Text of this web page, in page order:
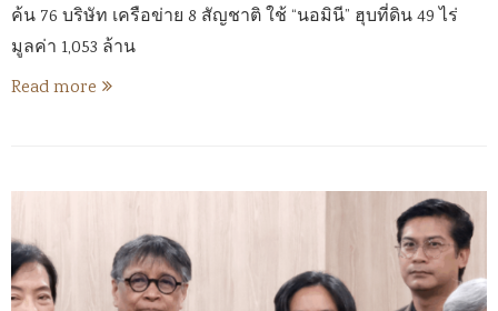
ค้น 76 บริษัท เครือข่าย 8 สัญชาติ ใช้ “นอมินี” ฮุบที่ดิน 49 ไร่
มูลค่า 1,053 ล้าน
Read more